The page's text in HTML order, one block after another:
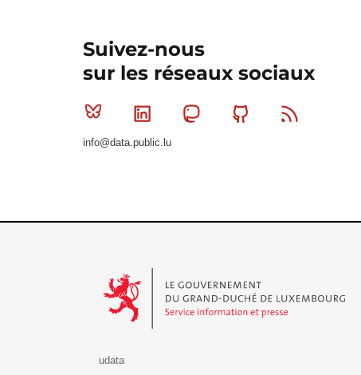
Suivez-nous
sur les réseaux sociaux
Bluesky Linkedin MastodonGithub
info@data.public.lu
udata